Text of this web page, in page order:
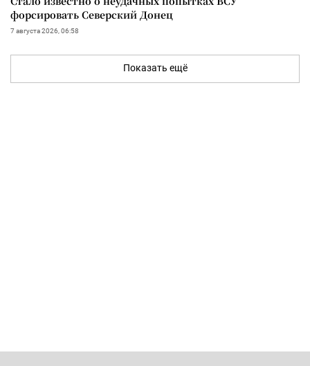
форсировать Северский Донец
7 августа 2026, 06:58
Показать ещё